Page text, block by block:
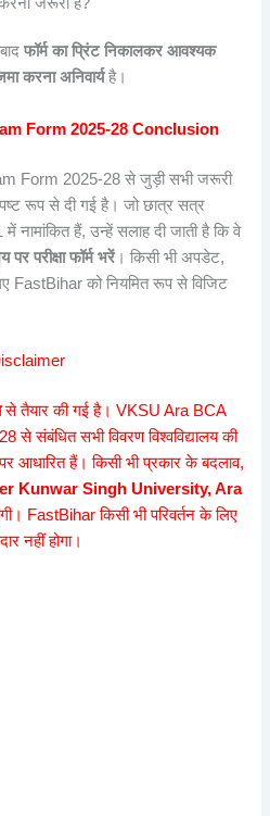
करना जरूरी है?
फॉर्म का प्रिंट निकालकर आवश्यक
करना अनिवार्यहै।
Form 2025-28 Conclusion
Form 2025-28 से जुड़ी सभी जरूरी
रूप से दी गई है। जो छात्र सत्र
हैं, उन्हें सलाह दी जाती है कि वे
परीक्षा फॉर्म भरें। किसी भी अपडेट,
FastBihar को नियमित रूप से विजिट
से तैयार की गई है। VKSU Ara BCA
संबंधित सभी विवरण विश्वविद्यालय की
आधारित हैं। किसी भी प्रकार के बदलाव,
Kunwar Singh University, Ara
FastBihar किसी भी परिवर्तन के लिए
नहीं होगा।